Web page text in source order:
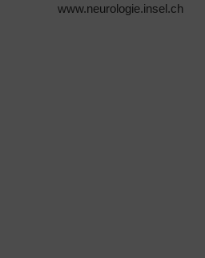
www.neurologie.insel.ch